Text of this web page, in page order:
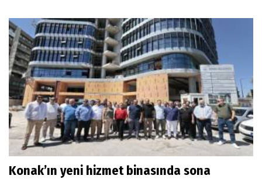
Konak’ın yeni hizmet binasında sona